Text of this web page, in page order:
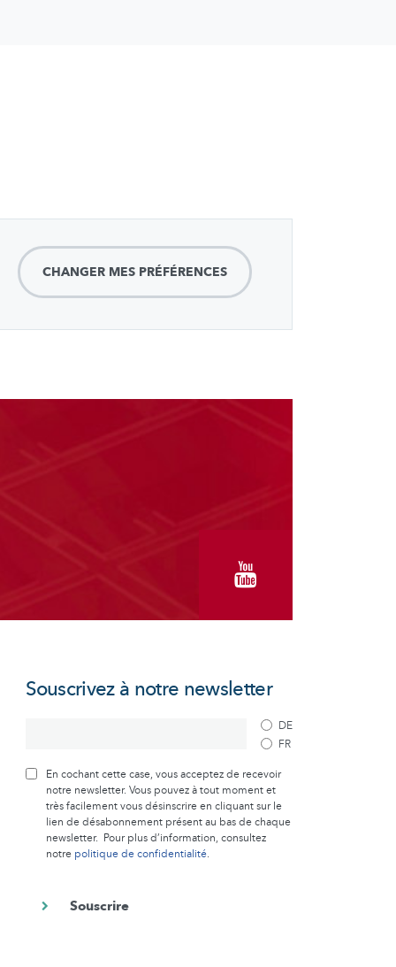
CHANGER MES PRÉFÉRENCES
Souscrivez à notre newsletter
DE
FR
En cochant cette case, vous acceptez de recevoir
notre newsletter. Vous pouvez à tout moment et
très facilement vous désinscrire en cliquant sur le
lien de désabonnement présent au bas de chaque
newsletter. Pour plus d’information, consultez
notre politique de confidentialité.